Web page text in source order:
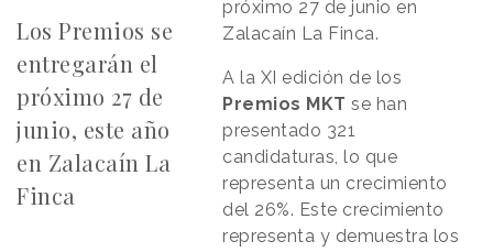
Los Premios se
entregarán el
próximo 27 de
junio, este año
en Zalacaín La
Finca
próximo 27 de junio en
Zalacaín La Finca.
A la XI edición de los
Premios MKT se han
presentado 321
candidaturas, lo que
representa un crecimiento
del 26%. Este crecimiento
representa y demuestra los